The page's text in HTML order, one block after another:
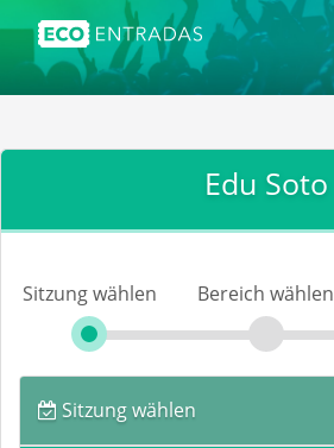
Edu Soto
Sitzung wählen Bereich wählen
Sitzung wählen